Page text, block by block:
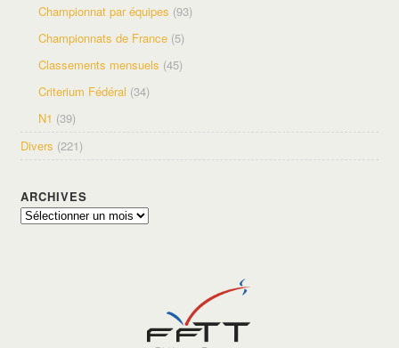
Championnat par équipes (93)
Championnats de France (5)
Classements mensuels (45)
Criterium Fédéral (34)
N1 (39)
Divers (221)
ARCHIVES
Archives